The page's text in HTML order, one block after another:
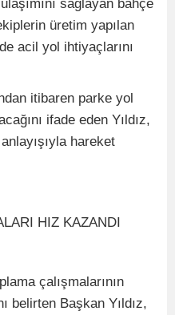
sağlayan bahçe
üretim yapılan
acil yol ihtiyaçlarını
itibaren parke yol
ifade eden Yıldız,
hareket
HIZ KAZANDI
çalışmalarının
belirten Başkan Yıldız,